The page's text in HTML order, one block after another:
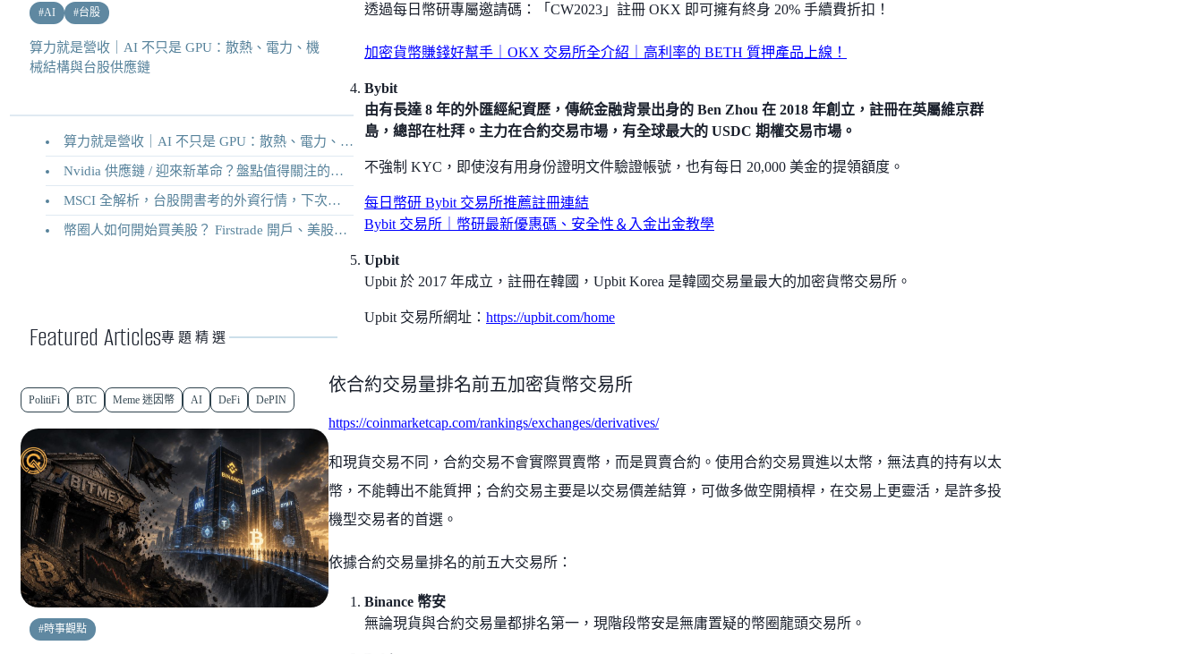
#AI #台股
算力就是營收｜AI 不只是 GPU：散熱、電力、機
械結構與台股供應鏈
算力就是營收｜AI 不只是 GPU：散熱、電力、機械結構與台股供應鏈
Nvidia 供應鏈 / 迎來新革命？盤點值得關注的二十家供應鏈企業
MSCI 全解析，台股開書考的外資行情，下次調整你準備好了嗎？
幣圈人如何開始買美股？ Firstrade 開戶、美股交易機制完整教學
Featured Articles專題精選
PolitiFi BTC Meme 迷因幣 AI DeFi DePIN
#時事觀點
透過每日幣研專屬邀請碼：「CW2023」註冊 OKX 即可擁有終身 20% 手續費折扣！
加密貨幣賺錢好幫手｜OKX 交易所全介紹｜高利率的 BETH 質押產品上線！
Bybit
由有長達 8 年的外匯經紀資歷，傳統金融背景出身的 Ben Zhou 在 2018 年創立，註冊在英屬維京群
島，總部在杜拜。主力在合約交易市場，有全球最大的 USDC 期權交易市場。
不強制 KYC，即使沒有用身份證明文件驗證帳號，也有每日 20,000 美金的提領額度。
每日幣研 Bybit 交易所推薦註冊連結
Bybit 交易所｜幣研最新優惠碼、安全性＆入金出金教學
Upbit
Upbit 於 2017 年成立，註冊在韓國，Upbit Korea 是韓國交易量最大的加密貨幣交易所。
Upbit 交易所網址： https://upbit.com/home
依合約交易量排名前五加密貨幣交易所
https://coinmarketcap.com/rankings/exchanges/derivatives/
和現貨交易不同，合約交易不會實際買賣幣，而是買賣合約。使用合約交易買進以太幣，無法真的持有以太
幣，不能轉出不能質押；合約交易主要是以交易價差結算，可做多做空開槓桿，在交易上更靈活，是許多投
機型交易者的首選。
依據合約交易量排名的前五大交易所：
Binance 幣安
無論現貨與合約交易量都排名第一，現階段幣安是無庸置疑的幣圈龍頭交易所。